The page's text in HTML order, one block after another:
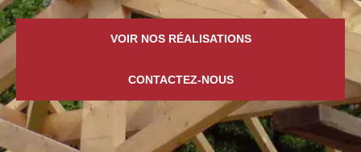
VOIR NOS RÉALISATIONS
CONTACTEZ-NOUS